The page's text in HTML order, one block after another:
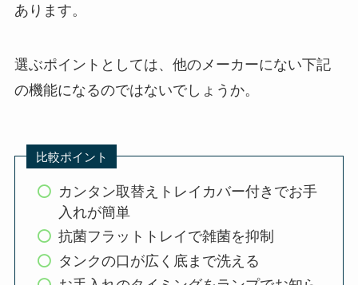
あります。
選ぶポイントとしては、他のメーカーにない下記
の機能になるのではないでしょうか。
比較ポイント
カンタン取替えトレイカバー付きでお手
入れが簡単
抗菌フラットトレイで雑菌を抑制
タンクの口が広く底まで洗える